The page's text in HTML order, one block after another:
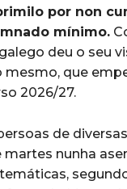
por non
mínimo.
deu o seu
que
2026/27.
de
nunha